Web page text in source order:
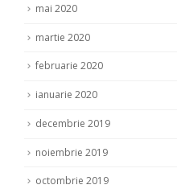
mai 2020
martie 2020
februarie 2020
ianuarie 2020
decembrie 2019
noiembrie 2019
octombrie 2019